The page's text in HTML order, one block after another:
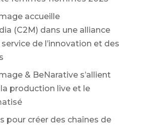
accueille
(C2M) dans une alliance
de l’innovation et des
& BeNarative s’allient
production live et le
pour créer des chaînes de